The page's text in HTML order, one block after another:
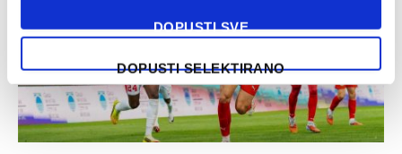
DOPUSTI SVE
DOPUSTI SELEKTIRANO